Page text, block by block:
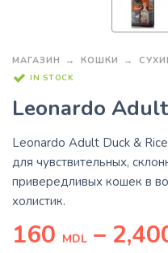
МАГАЗИН КОШКИ
IN STOCK
Leonardo
Leonardo Adult Duck & Rice
для чувствительных,
привередливых кошек в
холистик.
160 MDL –